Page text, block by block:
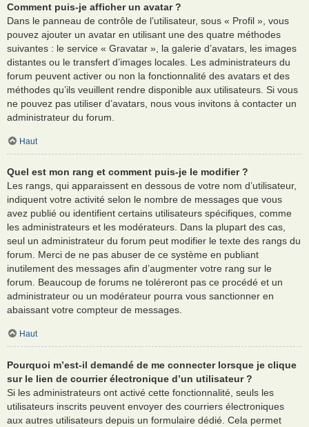
Comment puis-je afficher un avatar ?
Dans le panneau de contrôle de l’utilisateur, sous « Profil », vous
pouvez ajouter un avatar en utilisant une des quatre méthodes
suivantes : le service « Gravatar », la galerie d’avatars, les images
distantes ou le transfert d’images locales. Les administrateurs du
forum peuvent activer ou non la fonctionnalité des avatars et des
méthodes qu’ils veuillent rendre disponible aux utilisateurs. Si vous
ne pouvez pas utiliser d’avatars, nous vous invitons à contacter un
administrateur du forum.
Haut
Quel est mon rang et comment puis-je le modifier ?
Les rangs, qui apparaissent en dessous de votre nom d’utilisateur,
indiquent votre activité selon le nombre de messages que vous
avez publié ou identifient certains utilisateurs spécifiques, comme
les administrateurs et les modérateurs. Dans la plupart des cas,
seul un administrateur du forum peut modifier le texte des rangs du
forum. Merci de ne pas abuser de ce système en publiant
inutilement des messages afin d’augmenter votre rang sur le
forum. Beaucoup de forums ne toléreront pas ce procédé et un
administrateur ou un modérateur pourra vous sanctionner en
abaissant votre compteur de messages.
Haut
Pourquoi m’est-il demandé de me connecter lorsque je clique
sur le lien de courrier électronique d’un utilisateur ?
Si les administrateurs ont activé cette fonctionnalité, seuls les
utilisateurs inscrits peuvent envoyer des courriers électroniques
aux autres utilisateurs depuis un formulaire dédié. Cela permet